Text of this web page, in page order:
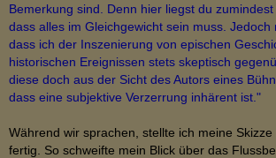
Bemerkung sind. Denn hier liegst du zumindest
dass alles im Gleichgewicht sein muss. Jedoch
dass ich der Inszenierung von epischen
historischen Ereignissen stets skeptisch
diese doch aus der Sicht des Autors eines
dass eine subjektive Verzerrung inhärent ist."
Während wir sprachen, stellte ich meine Skizze
fertig. So schweifte mein Blick über das